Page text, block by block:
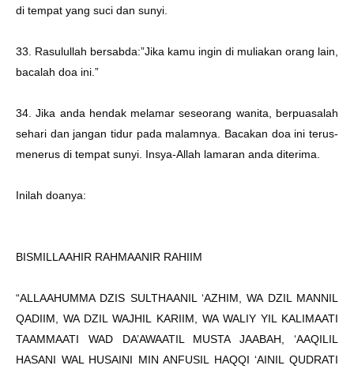
di tempat yang suci dan sunyi.
33. Rasulullah bersabda:”Jika kamu ingin di muliakan orang lain,
bacalah doa ini.”
34. Jika anda hendak melamar seseorang wanita, berpuasalah
sehari dan jangan tidur pada malamnya. Bacakan doa ini terus-
menerus di tempat sunyi. Insya-Allah lamaran anda diterima.
Inilah doanya:
BISMILLAAHIR RAHMAANIR RAHIIM
“ALLAAHUMMA DZIS SULTHAANIL ‘AZHIM, WA DZIL MANNIL
QADIIM, WA DZIL WAJHIL KARIIM, WA WALIY YIL KALIMAATI
TAAMMAATI WAD DA’AWAATIL MUSTA JAABAH, ‘AAQILIL
HASANI WAL HUSAINI MIN ANFUSIL HAQQI ‘AINIL QUDRATI